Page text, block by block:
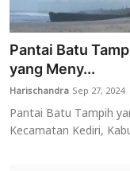
Pantai Batu
yang Meny...
Harischandra Sep 27, 2024
Pantai Batu Tampih
Kecamatan Kediri,